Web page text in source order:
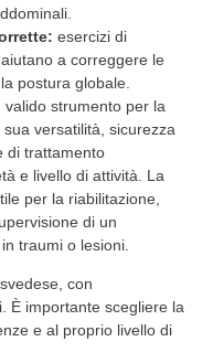
esercizi di
a correggere le
postura globale.
strumento per la
versatilità, sicurezza
di trattamento
e livello di attività. La
per la riabilitazione,
di un
traumi o lesioni.
con
È importante scegliere la
e al proprio livello di